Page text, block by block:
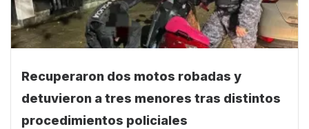
Recuperaron dos motos robadas y
detuvieron a tres menores tras distintos
procedimientos policiales